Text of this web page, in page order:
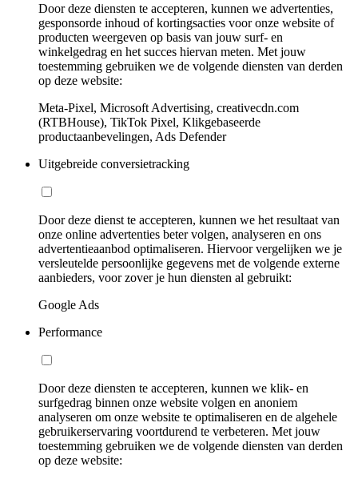
Door deze diensten te accepteren, kunnen we advertenties,
gesponsorde inhoud of kortingsacties voor onze website of
producten weergeven op basis van jouw surf- en
winkelgedrag en het succes hiervan meten. Met jouw
toestemming gebruiken we de volgende diensten van derden
op deze website:
Meta-Pixel, Microsoft Advertising, creativecdn.com
(RTBHouse), TikTok Pixel, Klikgebaseerde
productaanbevelingen, Ads Defender
Uitgebreide conversietracking
Door deze dienst te accepteren, kunnen we het resultaat van
onze online advertenties beter volgen, analyseren en ons
advertentieaanbod optimaliseren. Hiervoor vergelijken we je
versleutelde persoonlijke gegevens met de volgende externe
aanbieders, voor zover je hun diensten al gebruikt:
Google Ads
Performance
Door deze diensten te accepteren, kunnen we klik- en
surfgedrag binnen onze website volgen en anoniem
analyseren om onze website te optimaliseren en de algehele
gebruikerservaring voortdurend te verbeteren. Met jouw
toestemming gebruiken we de volgende diensten van derden
op deze website: